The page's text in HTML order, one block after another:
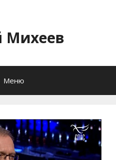
Михеев
Меню